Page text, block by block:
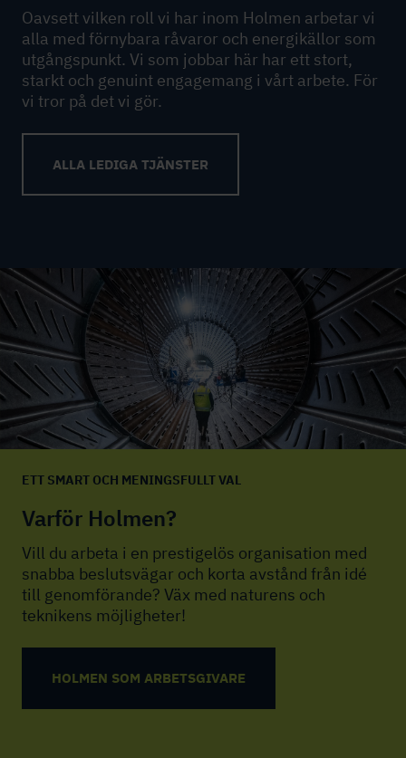
Oavsett vilken roll vi har inom Holmen arbetar vi
alla med förnybara råvaror och energikällor som
utgångspunkt. Vi som jobbar här har ett stort,
starkt och genuint engagemang i vårt arbete. För
vi tror på det vi gör.
ALLA LEDIGA TJÄNSTER
ETT SMART OCH MENINGSFULLT VAL
Varför Holmen?
Vill du arbeta i en prestigelös organisation med
snabba beslutsvägar och korta avstånd från idé
till genomförande? Väx med naturens och
teknikens möjligheter!
HOLMEN SOM ARBETSGIVARE